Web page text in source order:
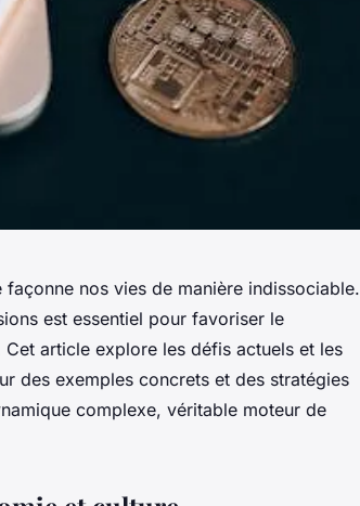
nos vies de manière indissociable.
est essentiel pour favoriser le
article explore les défis actuels et les
des exemples concrets et des stratégies
complexe, véritable moteur de